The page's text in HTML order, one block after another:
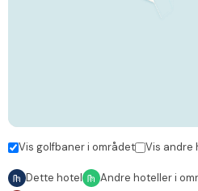
Vis golfbaner i området Vis andre
Dette hotel Andre hoteller i